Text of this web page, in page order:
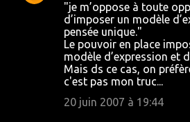
"je m’oppose à toute
d’imposer un modèle
pensée unique."
Le pouvoir en place
modèle d’expression et
Mais ds ce cas, on
c'est pas mon truc...
20 juin 2007 à 19:44